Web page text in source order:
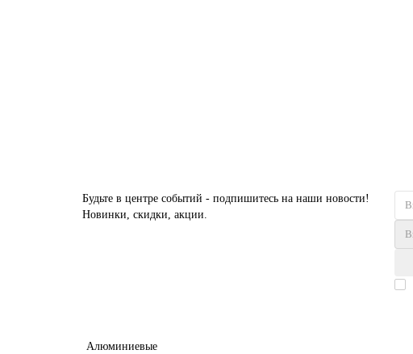
Будьте в центре событий - подпишитесь на наши новости!
Новинки, скидки, акции.
Алюминиевые